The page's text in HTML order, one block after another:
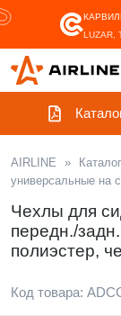
LUZAR,
AIRLINE » Каталог
универсальные на
Чехлы для
передн./
полиэстер,
Код товара: